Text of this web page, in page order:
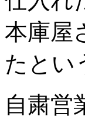
本庫屋
たとい
自粛営